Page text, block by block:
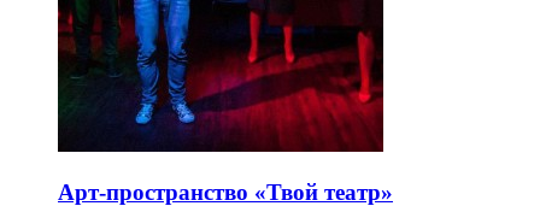
Арт-пространство «Твой театр»